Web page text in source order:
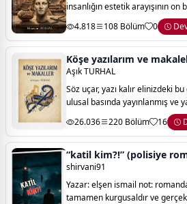
insanlığın estetik arayışının on
işlendiği devasa bir hafızadır.
bir sütun başlığın
4.818 108 Bölüm 0
Köşe yazılarım ve
Aşık TURHAL
Söz uçar, yazı kalır elinizdeki
ulusal basında yayınlanmış ve
köşe yazılarımın bir araya
kitap, tek bir konuya de
26.036 220 Bölüm 16
“katil kim?!” (polisiye
shirvani91
Yazar: elşen ismail not: romandaki karakterler ve olaylar
tamamen kurgusaldır ve